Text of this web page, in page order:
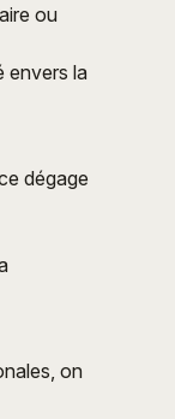
ou
envers la
dégage
on